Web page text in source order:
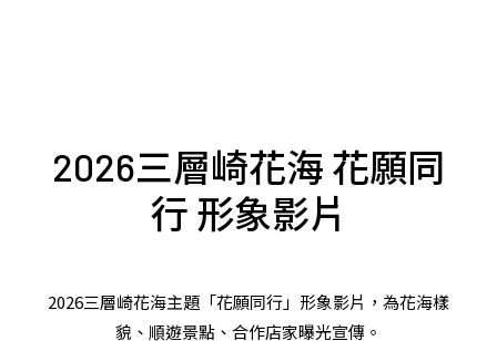
2026三層崎花海 花願同
行 形象影片
2026三層崎花海主題「花願同行」形象影片，為花海樣
貌、順遊景點、合作店家曝光宣傳。